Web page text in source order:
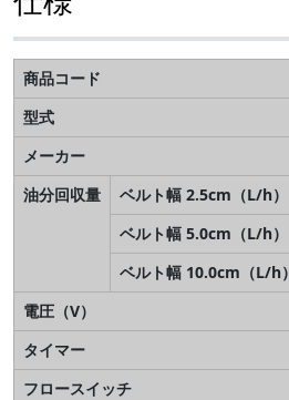
商品コード
型式
メーカー
油分回収量
ベルト幅 2.5cm（L/h）
ベルト幅 5.0cm（L/h）
ベルト幅 10.0cm（L/h）
電圧（V）
タイマー
フロースイッチ